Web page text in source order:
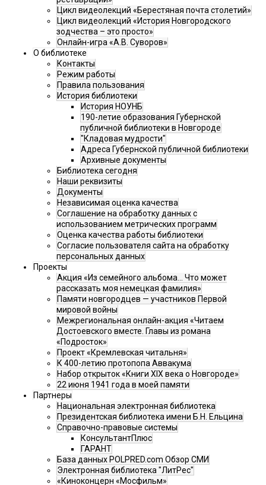
Цикл видеолекций «Берестяная почта столетий»
Цикл видеолекций «История Новгородского
зодчества – это просто»
Онлайн-игра «А.В. Суворов»
О библиотеке
Контакты
Режим работы
Правила пользования
История библиотеки
История НОУНБ
190-летие образования Губернской
публичной библиотеки в Новгороде
"Кладовая мудрости"
Адреса Губернской публичной библиотеки
Архивные документы
Библиотека сегодня
Наши реквизиты
Документы
Независимая оценка качества
Соглашение на обработку данных с
использованием метрических программ
Оценка качества работы библиотеки
Согласие пользователя сайта на обработку
персональных данных
Проекты
Акция «Из семейного альбома... Что может
рассказать моя немецкая фамилия»
Памяти новгородцев — участников Первой
мировой войны
Межрегиональная онлайн-акция «Читаем
Достоевского вместе. Главы из романа
«Подросток»
Проект «Кремлевская читальня»
К 400-летию протопопа Аввакума
Набор открыток «Книги XIX века о Новгороде»
22 июня 1941 года в моей памяти
Партнеры
Национальная электронная библиотека
Президентская библиотека имени Б.Н. Ельцина
Справочно-правовые системы
КонсультантПлюс
ГАРАНТ
База данных POLPRED.com Обзор СМИ
Электронная библиотека "ЛитРес"
«Киноконцерн «Мосфильм»